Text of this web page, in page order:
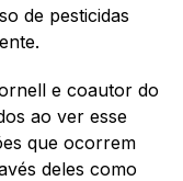
de pesticidas
e coautor do
ao ver esse
que ocorrem
deles como